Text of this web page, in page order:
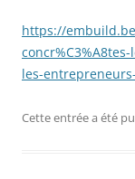
https://
les-
Cette entrée a été